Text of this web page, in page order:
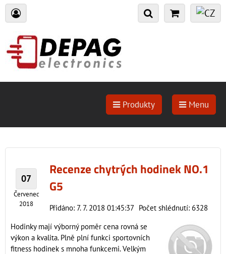
Produkty Menu
07
Červenec
2018
Recenze chytrých hodinek NO.1
G5
Přidáno: 7. 7. 2018 01:45:37 Počet shlédnutí: 6328
Hodinky mají výborný poměr cena rovná se
výkon a kvalita. Plně plní funkci sportovních
fitness hodinek s mnoha funkcemi. Velkým